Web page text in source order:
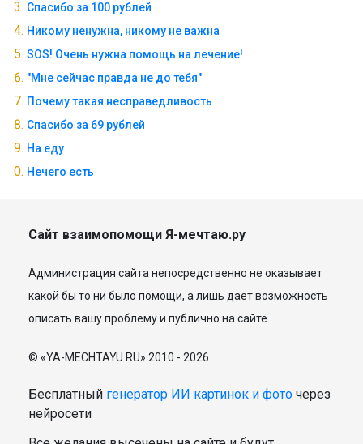
Спасибо за 100 рублей
Никому ненужна, никому не важна
SOS! Очень нужна помощь на лечение!
"Мне сейчас правда не до тебя"
Почему такая несправедливость
Спасибо за 69 рублей
На еду
Нечего есть
Сайт взаимопомощи Я-мечтаю.ру
Администрация сайта непосредственно не оказывает
какой бы то ни было помощи, а лишь дает возможность
описать вашу проблему и публично на сайте.
© «YA-MECHTAYU.RU» 2010 - 2026
Бесплатный генератор ИИ картинок и фото через
нейросети